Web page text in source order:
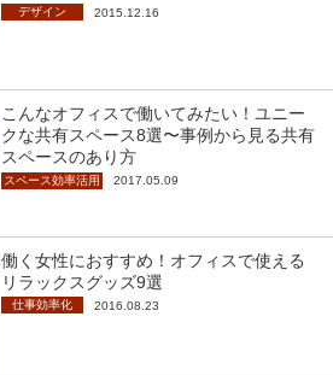
デザイン 2015.12.16
こんなオフィスで働いてみたい！ユニー
クな共有スペース8選〜事例から見る共有
スペースのあり方
スペース効率活用 2017.05.09
働く女性におすすめ！オフィスで使える
リラックスグッズ9選
仕事効率化 2016.08.23